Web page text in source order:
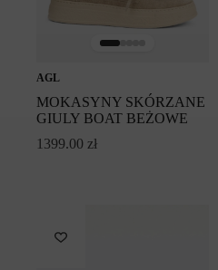
AGL
MOKASYNY SKÓRZANE
GIULY BOAT BEŻOWE
1399.00 zł